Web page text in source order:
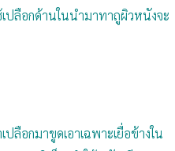
ปลือกด้านในนำมาทาถูผิวหนังจะ
ลือกมาขูดเอาเฉพาะเยื่อข้างใน